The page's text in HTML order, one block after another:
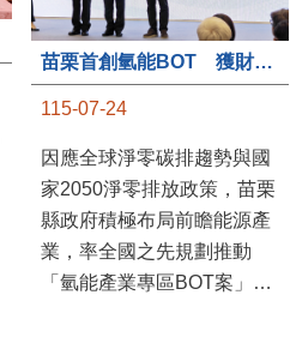
苗栗首創氫能BOT 獲財政部「突破之翼」肯定
115-07-24
因應全球淨零碳排趨勢與國
家2050淨零排放政策，苗栗
縣政府積極布局前瞻能源產
業，率全國之先規劃推動
「氫能產業專區BOT案」，